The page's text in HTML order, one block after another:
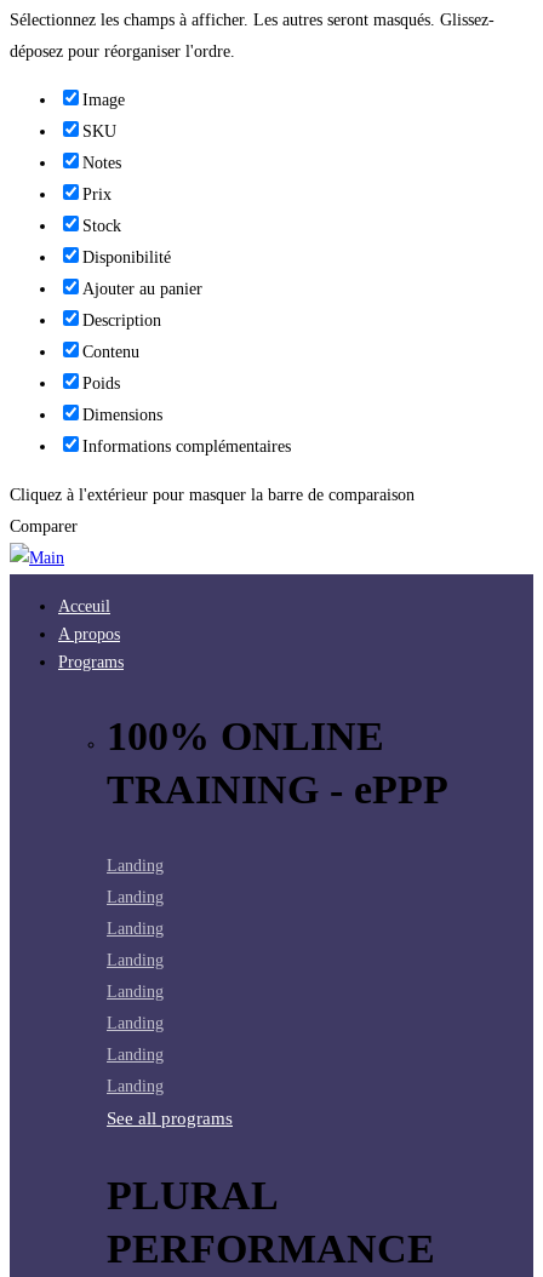
Sélectionnez les champs à afficher. Les autres seront masqués. Glissez-
déposez pour réorganiser l'ordre.
Image
SKU
Notes
Prix
Stock
Disponibilité
Ajouter au panier
Description
Contenu
Poids
Dimensions
Informations complémentaires
Cliquez à l'extérieur pour masquer la barre de comparaison
Comparer
Acceuil
A propos
Programs
100% ONLINE
TRAINING - ePPP
Landing
Landing
Landing
Landing
Landing
Landing
Landing
Landing
See all programs
PLURAL
PERFORMANCE